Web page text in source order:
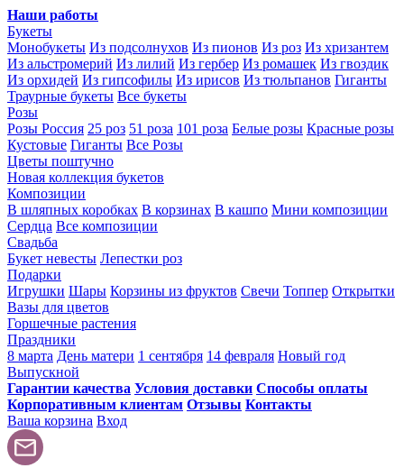
Наши работы
Букеты
Монобукеты Из подсолнухов Из пионов Из роз Из хризантем
Из альстромерий Из лилий Из гербер Из ромашек Из гвоздик
Из орхидей Из гипсофилы Из ирисов Из тюльпанов Гиганты
Траурные букеты Все букеты
Розы
Розы Россия 25 роз 51 роза 101 роза Белые розы Красные розы
Кустовые Гиганты Все Розы
Цветы поштучно
Новая коллекция букетов
Композиции
В шляпных коробках В корзинах В кашпо Мини композиции
Сердца Все композиции
Свадьба
Букет невесты Лепестки роз
Подарки
Игрушки Шары Корзины из фруктов Свечи Топпер Открытки
Вазы для цветов
Горшечные растения
Праздники
8 марта День матери 1 сентября 14 февраля Новый год
Выпускной
Гарантии качества Условия доставки Способы оплаты
Корпоративным клиентам Отзывы Контакты
Ваша корзина Вход